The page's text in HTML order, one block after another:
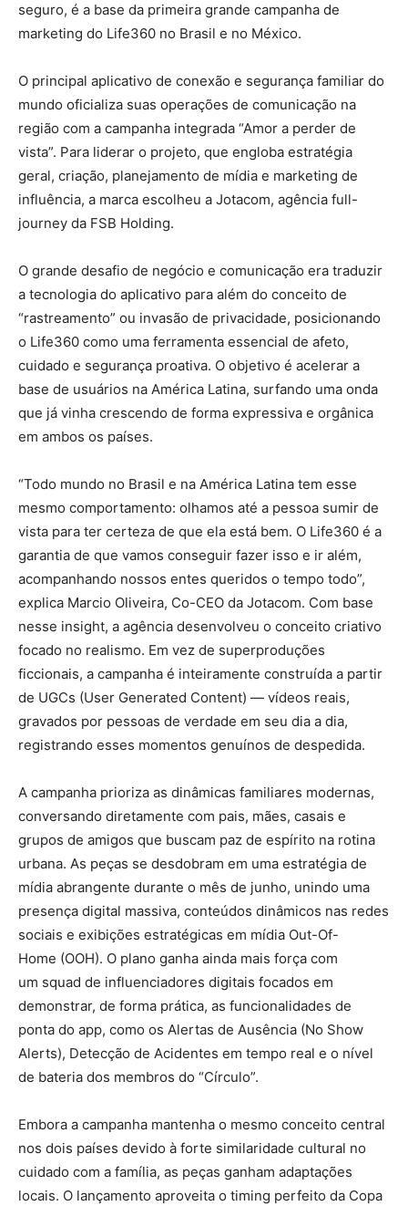
seguro, é a base da primeira grande campanha de
marketing do Life360 no Brasil e no México.
O principal aplicativo de conexão e segurança familiar do
mundo oficializa suas operações de comunicação na
região com a campanha integrada “Amor a perder de
vista”. Para liderar o projeto, que engloba estratégia
geral, criação, planejamento de mídia e marketing de
influência, a marca escolheu a Jotacom, agência full-
journey da FSB Holding.
O grande desafio de negócio e comunicação era traduzir
a tecnologia do aplicativo para além do conceito de
“rastreamento” ou invasão de privacidade, posicionando
o Life360 como uma ferramenta essencial de afeto,
cuidado e segurança proativa. O objetivo é acelerar a
base de usuários na América Latina, surfando uma onda
que já vinha crescendo de forma expressiva e orgânica
em ambos os países.
“Todo mundo no Brasil e na América Latina tem esse
mesmo comportamento: olhamos até a pessoa sumir de
vista para ter certeza de que ela está bem. O Life360 é a
garantia de que vamos conseguir fazer isso e ir além,
acompanhando nossos entes queridos o tempo todo”,
explica Marcio Oliveira, Co-CEO da Jotacom. Com base
nesse insight, a agência desenvolveu o conceito criativo
focado no realismo. Em vez de superproduções
ficcionais, a campanha é inteiramente construída a partir
de UGCs (User Generated Content) — vídeos reais,
gravados por pessoas de verdade em seu dia a dia,
registrando esses momentos genuínos de despedida.
A campanha prioriza as dinâmicas familiares modernas,
conversando diretamente com pais, mães, casais e
grupos de amigos que buscam paz de espírito na rotina
urbana. As peças se desdobram em uma estratégia de
mídia abrangente durante o mês de junho, unindo uma
presença digital massiva, conteúdos dinâmicos nas redes
sociais e exibições estratégicas em mídia Out-Of-
Home (OOH). O plano ganha ainda mais força com
um squad de influenciadores digitais focados em
demonstrar, de forma prática, as funcionalidades de
ponta do app, como os Alertas de Ausência (No Show
Alerts), Detecção de Acidentes em tempo real e o nível
de bateria dos membros do “Círculo”.
Embora a campanha mantenha o mesmo conceito central
nos dois países devido à forte similaridade cultural no
cuidado com a família, as peças ganham adaptações
locais. O lançamento aproveita o timing perfeito da Copa